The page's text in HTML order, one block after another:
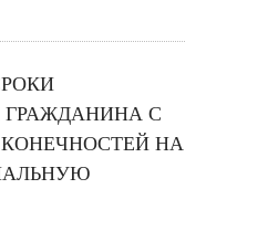
ГРАЖДАНИНА С
НА